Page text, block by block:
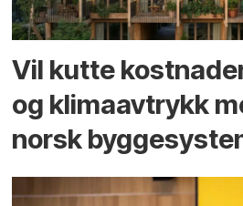
Vil kutte
og klima­avtrykk
norsk